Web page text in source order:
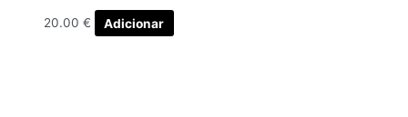
20.00 € Adicionar